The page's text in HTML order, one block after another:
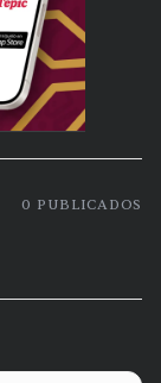
0 PUBLICADOS